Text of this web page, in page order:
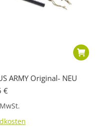
ARMY Original- NEU
€